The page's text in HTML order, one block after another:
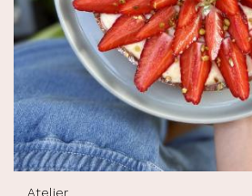
Atelier